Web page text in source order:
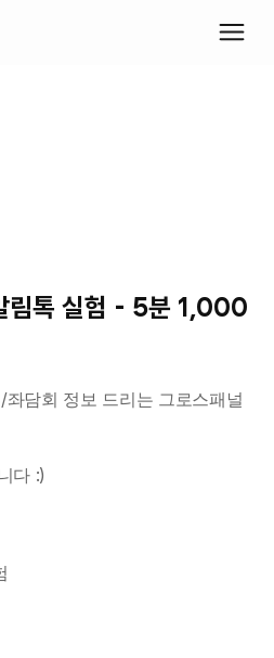
림톡 실험 - 5분 1,000
담회 정보 드리는 그로스패널
다 :)